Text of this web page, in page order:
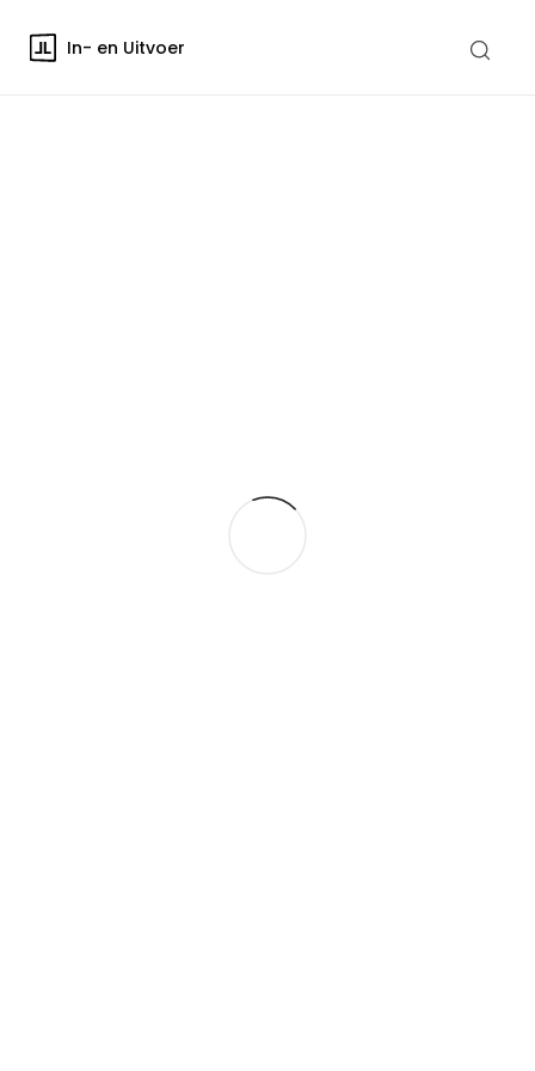
In- en Uitvoer